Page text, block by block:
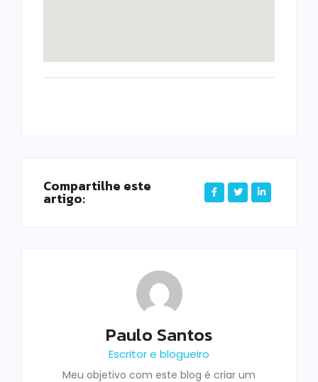
Compartilhe este
artigo:
Paulo Santos
Escritor e blogueiro
Meu objetivo com este blog é criar um